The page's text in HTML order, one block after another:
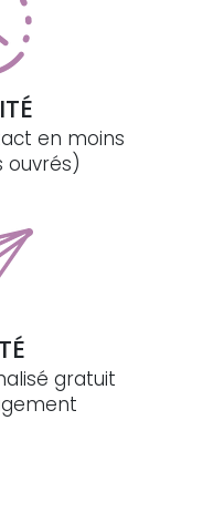
en moins
ouvrés)
gratuit